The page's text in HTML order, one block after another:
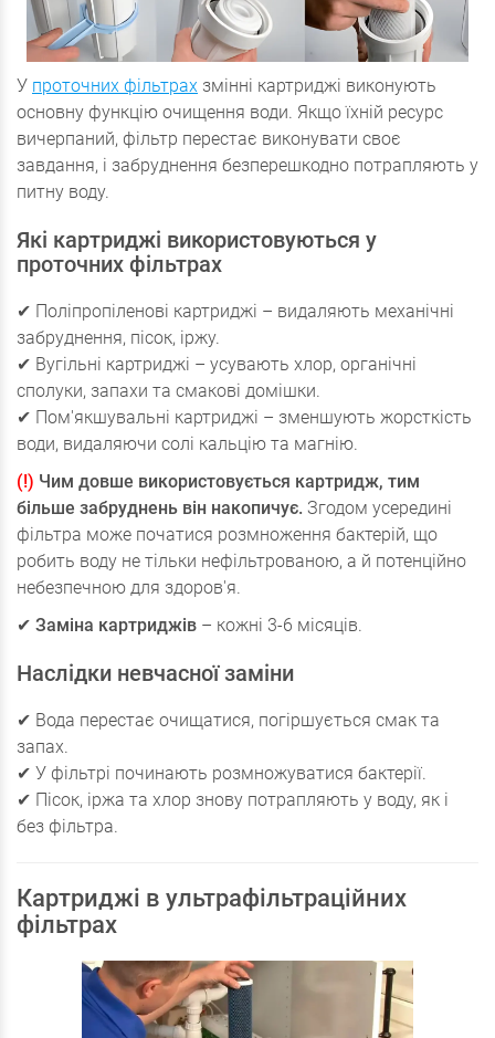
У проточних фільтрах змінні картриджі виконують
основну функцію очищення води. Якщо їхній ресурс
вичерпаний, фільтр перестає виконувати своє
завдання, і забруднення безперешкодно потрапляють у
питну воду.
Які картриджі використовуються у
проточних фільтрах
✔ Поліпропіленові картриджі – видаляють механічні
забруднення, пісок, іржу.
✔ Вугільні картриджі – усувають хлор, органічні
сполуки, запахи та смакові домішки.
✔ Пом'якшувальні картриджі – зменшують жорсткість
води, видаляючи солі кальцію та магнію.
(!) Чим довше використовується картридж, тим
більше забруднень він накопичує. Згодом усередині
фільтра може початися розмноження бактерій, що
робить воду не тільки нефільтрованою, а й потенційно
небезпечною для здоров'я.
✔ Заміна картриджів – кожні 3-6 місяців.
Наслідки невчасної заміни
✔ Вода перестає очищатися, погіршується смак та
запах.
✔ У фільтрі починають розмножуватися бактерії.
✔ Пісок, іржа та хлор знову потрапляють у воду, як і
без фільтра.
Картриджі в ультрафільтраційних
фільтрах